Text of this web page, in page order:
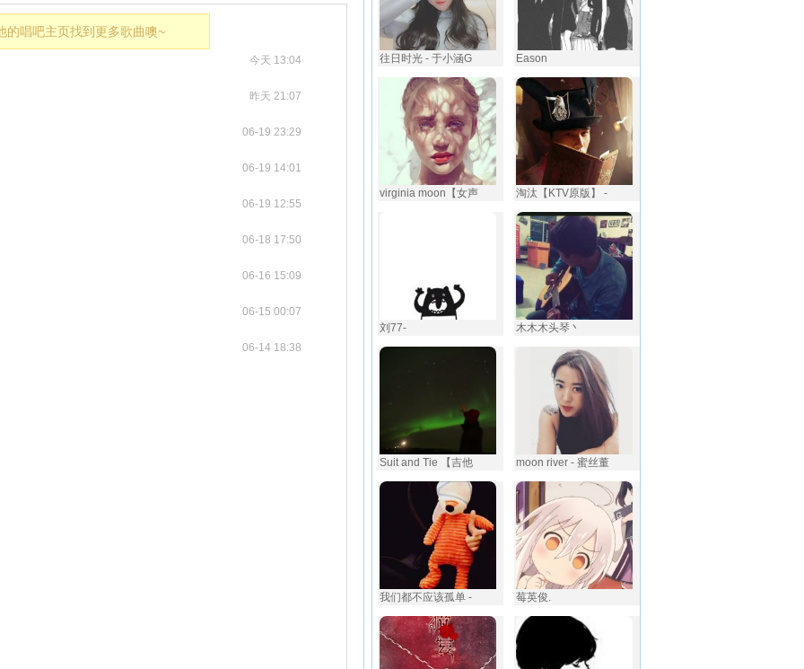
的唱吧主页找到更多歌曲噢~
今天 13:04
昨天 21:07
06-19 23:29
06-19 14:01
06-19 12:55
06-18 17:50
06-16 15:09
06-15 00:07
06-14 18:38
往日时光 - 于小涵G Eason
virginia moon【女声 淘汰【KTV原版】 -
刘77- 木木木头琴丶
Suit and Tie 【吉他 moon river - 蜜丝董
我们都不应该孤单 - 莓英俊.